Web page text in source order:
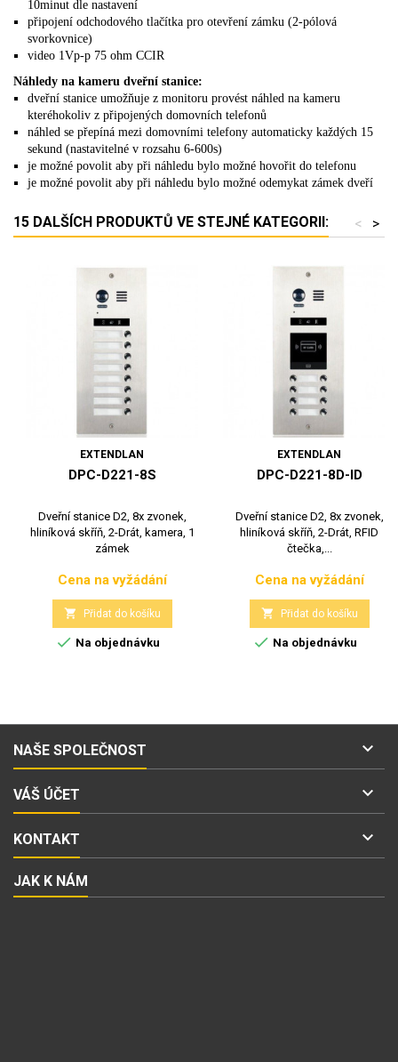
10minut dle nastavení
připojení odchodového tlačítka pro otevření zámku (2-pólová
svorkovnice)
video 1Vp-p 75 ohm CCIR
Náhledy na kameru dveřní stanice:
dveřní stanice umožňuje z monitoru provést náhled na kameru
kteréhokoliv z připojených domovních telefonů
náhled se přepíná mezi domovními telefony automaticky každých 15
sekund (nastavitelné v rozsahu 6-600s)
je možné povolit aby při náhledu bylo možné hovořit do telefonu
je možné povolit aby při náhledu bylo možné odemykat zámek dveří
15 DALŠÍCH PRODUKTŮ VE STEJNÉ KATEGORII: >
<
EXTENDLAN
DPC-D221-8S
Dveřní stanice D2, 8x zvonek,
hliníková skříň, 2-Drát, kamera, 1
zámek
Cena
Cena na vyžádání
 Přidat do košíku
 Na objednávku
EXTENDLAN
DPC-D221-8D-ID
Dveřní stanice D2, 8x zvonek,
hliníková skříň, 2-Drát, RFID
čtečka,...
Cena
Cena na vyžádání
 Přidat do košíku
 Na objednávku
NAŠE SPOLEČNOST 
VÁŠ ÚČET 
KONTAKT 
JAK K NÁM